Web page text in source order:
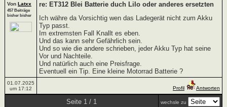
Von Latxx
457 Beiträge
bisher bisher
re: ET312 Blei Batterie duch LiIo oder anderes ersetzten
Ich währe da Vorsichtig wen das Ladegerät nicht zum Akku
Typ passt.
Im extremsten Fall Knallt es eben.
Und das kann sehr Gefährlich sein.
Und so wie die andere schrieben, jeder Akku Typ hat seine
Vor und Nachteile.
Und natürlich auch eine Preisfrage.
Eventuell ein Tip. Eine kleine Motorrad Batterie ?
01.07.2025
um 17:12
Profil Antworten
Seite 1 / 1 wechsle zu